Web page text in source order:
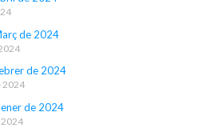
de 2024
de 2024
2024
de 2024